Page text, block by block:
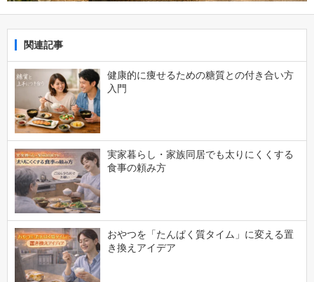
関連記事
健康的に痩せるための糖質との付き合い方
入門
実家暮らし・家族同居でも太りにくくする
食事の頼み方
おやつを「たんぱく質タイム」に変える置
き換えアイデア